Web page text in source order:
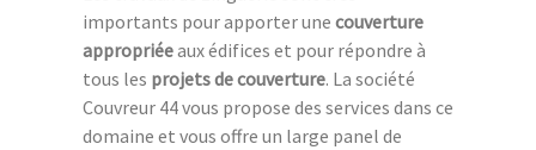
importants pour apporter une couverture
appropriéeaux édifices et pour répondre à
tous les projets de couverture. La société
Couvreur 44 vous propose des services dans ce
domaine et vous offre un large panel de